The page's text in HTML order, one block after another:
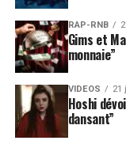
RAP-RNB
Gims et
monnaie”
VIDEOS 21
Hoshi
dansant”